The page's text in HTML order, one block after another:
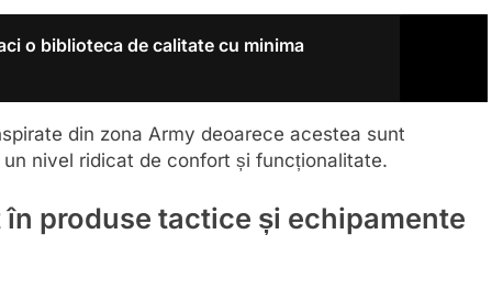
o biblioteca de calitate cu minima
din zona Army deoarece acestea sunt
nivel ridicat de confort și funcționalitate.
produse tactice și echipamente